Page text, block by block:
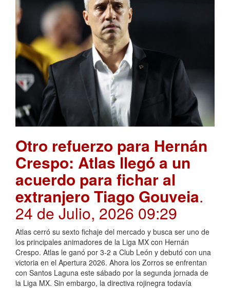
Otro refuerzo para Hernán
Crespo: Atlas llegó a un
acuerdo para fichar al
extranjero Tiago Gouveia.
24 de Julio, 2026 09:29
Atlas cerró su sexto fichaje del mercado y busca ser uno de
los principales animadores de la Liga MX con Hernán
Crespo. Atlas le ganó por 3-2 a Club León y debutó con una
victoria en el Apertura 2026. Ahora los Zorros se enfrentan
con Santos Laguna este sábado por la segunda jornada de
la Liga MX. Sin embargo, la directiva rojinegra todavía